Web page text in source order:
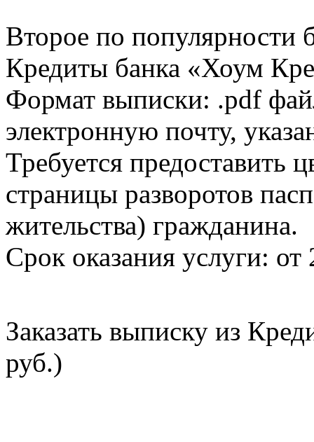
Второе по популярности
Кредиты банка «Хоум
Формат выписки: .pdf
электронную почту,
Требуется предоставить
страницы разворотов
жительства) гражданина.
Срок оказания услуги: от
Заказать выписку из
руб.)